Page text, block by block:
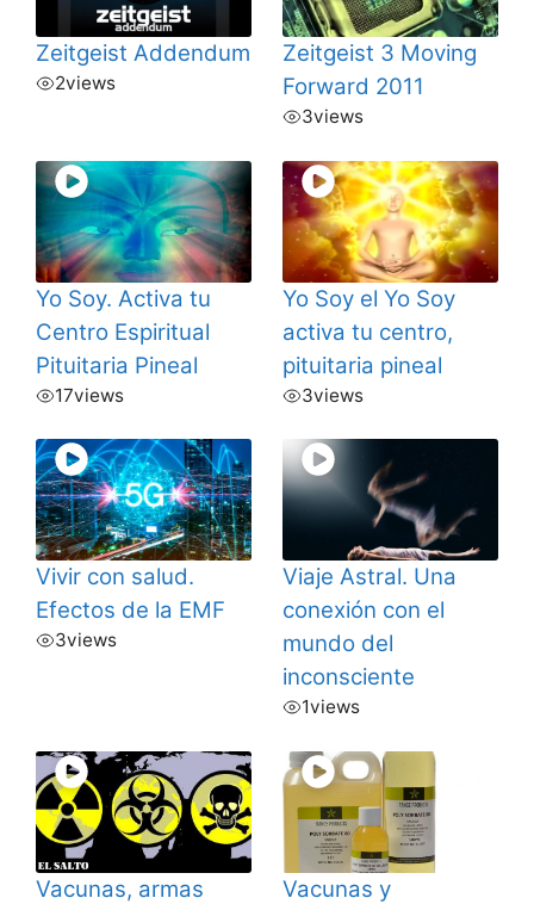
Zeitgeist Addendum
2views
Zeitgeist 3 Moving
Forward 2011
3views
Yo Soy. Activa tu
Centro Espiritual
Pituitaria Pineal
17views
Yo Soy el Yo Soy
activa tu centro,
pituitaria pineal
3views
Vivir con salud.
Efectos de la EMF
3views
Viaje Astral. Una
conexión con el
mundo del
inconsciente
1views
Vacunas, armas
Vacunas y